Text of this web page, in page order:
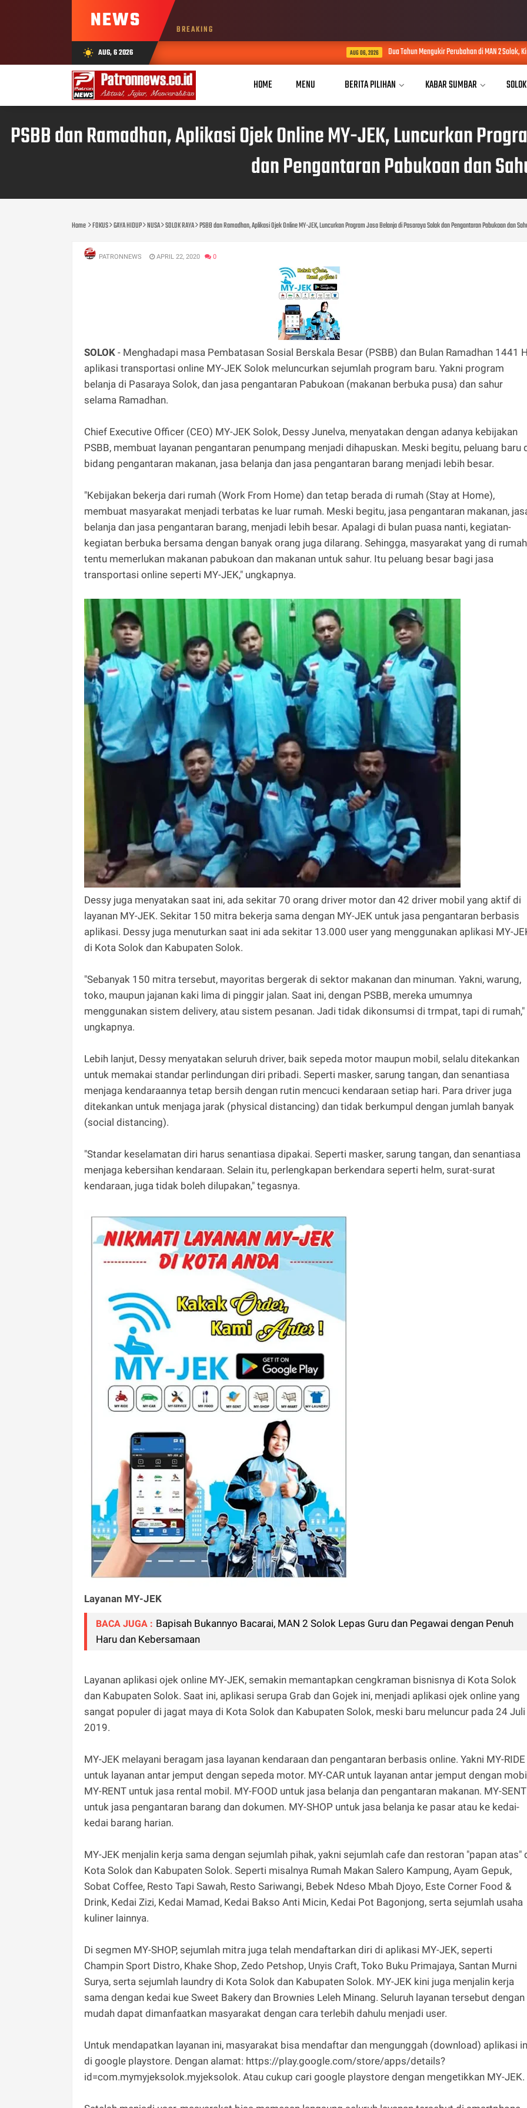
NEWS BREAKING
wb_sunny AUG, 6 2026 Dua Tahun Mengukir Perubahan di MAN 2 Solok, Kinerja Maidison
HOME MENU BERITA PILIHAN KABAR SUMBAR
PSBB dan Ramadhan, Aplikasi Ojek Online MY-JEK, Luncurkan
dan Pengantaran Pabukoan dan
Home FOKUS GAYA HIDUP NUSA SOLOK RAYA PSBB dan Ramadhan, Aplikasi Ojek Online MY-JEK, Luncurkan Program Jasa Belanja di Pasaraya Solok dan Pengantaran Pabukoan dan
PATRONNEWS APRIL 22, 2020 0
SOLOK - Menghadapi masa Pembatasan Sosial Berskala Besar (PSBB) dan Bulan Ramadhan 1441
aplikasi transportasi online MY-JEK Solok meluncurkan sejumlah program baru. Yakni program
belanja di Pasaraya Solok, dan jasa pengantaran Pabukoan (makanan berbuka pusa) dan sahur
selama Ramadhan.
Chief Executive Officer (CEO) MY-JEK Solok, Dessy Junelva, menyatakan dengan adanya kebijakan
PSBB, membuat layanan pengantaran penumpang menjadi dihapuskan. Meski begitu, peluang baru
bidang pengantaran makanan, jasa belanja dan jasa pengantaran barang menjadi lebih besar.
"Kebijakan bekerja dari rumah (Work From Home) dan tetap berada di rumah (Stay at Home),
membuat masyarakat menjadi terbatas ke luar rumah. Meski begitu, jasa pengantaran makanan,
belanja dan jasa pengantaran barang, menjadi lebih besar. Apalagi di bulan puasa nanti, kegiatan-
kegiatan berbuka bersama dengan banyak orang juga dilarang. Sehingga, masyarakat yang di
tentu memerlukan makanan pabukoan dan makanan untuk sahur. Itu peluang besar bagi jasa
transportasi online seperti MY-JEK," ungkapnya.
Dessy juga menyatakan saat ini, ada sekitar 70 orang driver motor dan 42 driver mobil yang aktif di
layanan MY-JEK. Sekitar 150 mitra bekerja sama dengan MY-JEK untuk jasa pengantaran berbasis
aplikasi. Dessy juga menuturkan saat ini ada sekitar 13.000 user yang menggunakan aplikasi MY-
di Kota Solok dan Kabupaten Solok.
"Sebanyak 150 mitra tersebut, mayoritas bergerak di sektor makanan dan minuman. Yakni, warung,
toko, maupun jajanan kaki lima di pinggir jalan. Saat ini, dengan PSBB, mereka umumnya
menggunakan sistem delivery, atau sistem pesanan. Jadi tidak dikonsumsi di trmpat, tapi di rumah,"
ungkapnya.
Lebih lanjut, Dessy menyatakan seluruh driver, baik sepeda motor maupun mobil, selalu ditekankan
untuk memakai standar perlindungan diri pribadi. Seperti masker, sarung tangan, dan senantiasa
menjaga kendaraannya tetap bersih dengan rutin mencuci kendaraan setiap hari. Para driver juga
ditekankan untuk menjaga jarak (physical distancing) dan tidak berkumpul dengan jumlah banyak
(social distancing).
"Standar keselamatan diri harus senantiasa dipakai. Seperti masker, sarung tangan, dan senantiasa
menjaga kebersihan kendaraan. Selain itu, perlengkapan berkendara seperti helm, surat-surat
kendaraan, juga tidak boleh dilupakan," tegasnya.
Layanan MY-JEK
BACA JUGA : Bapisah Bukannyo Bacarai, MAN 2 Solok Lepas Guru dan Pegawai dengan Penuh
Haru dan Kebersamaan
Layanan aplikasi ojek online MY-JEK, semakin memantapkan cengkraman bisnisnya di Kota Solok
dan Kabupaten Solok. Saat ini, aplikasi serupa Grab dan Gojek ini, menjadi aplikasi ojek online yang
sangat populer di jagat maya di Kota Solok dan Kabupaten Solok, meski baru meluncur pada 24 Juli
2019.
MY-JEK melayani beragam jasa layanan kendaraan dan pengantaran berbasis online. Yakni MY-RIDE
untuk layanan antar jemput dengan sepeda motor. MY-CAR untuk layanan antar jemput dengan
MY-RENT untuk jasa rental mobil. MY-FOOD untuk jasa belanja dan pengantaran makanan. MY-SENT
untuk jasa pengantaran barang dan dokumen. MY-SHOP untuk jasa belanja ke pasar atau ke kedai-
kedai barang harian.
MY-JEK menjalin kerja sama dengan sejumlah pihak, yakni sejumlah cafe dan restoran "papan atas"
Kota Solok dan Kabupaten Solok. Seperti misalnya Rumah Makan Salero Kampung, Ayam Gepuk,
Sobat Coffee, Resto Tapi Sawah, Resto Sariwangi, Bebek Ndeso Mbah Djoyo, Este Corner Food &
Drink, Kedai Zizi, Kedai Mamad, Kedai Bakso Anti Micin, Kedai Pot Bagonjong, serta sejumlah usaha
kuliner lainnya.
Di segmen MY-SHOP, sejumlah mitra juga telah mendaftarkan diri di aplikasi MY-JEK, seperti
Champin Sport Distro, Khake Shop, Zedo Petshop, Unyis Craft, Toko Buku Primajaya, Santan Murni
Surya, serta sejumlah laundry di Kota Solok dan Kabupaten Solok. MY-JEK kini juga menjalin kerja
sama dengan kedai kue Sweet Bakery dan Brownies Leleh Minang. Seluruh layanan tersebut dengan
mudah dapat dimanfaatkan masyarakat dengan cara terlebih dahulu menjadi user.
Untuk mendapatkan layanan ini, masyarakat bisa mendaftar dan mengunggah (download) aplikasi
di google playstore. Dengan alamat: https://play.google.com/store/apps/details?
id=com.mymyjeksolok.myjeksolok. Atau cukup cari google playstore dengan mengetikkan MY-JEK.